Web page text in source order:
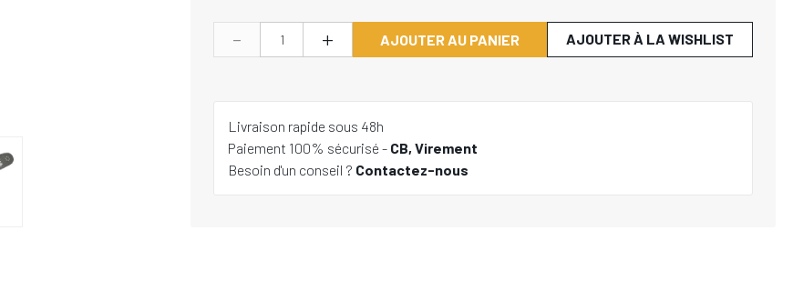
- + AJOUTER AU PANIER AJOUTER À LA WISHLIST
Livraison rapide sous 48h
Paiement 100% sécurisé - CB, Virement
Besoin d'un conseil ? Contactez-nous